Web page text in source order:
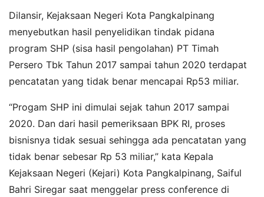
Dilansir, Kejaksaan Negeri Kota Pangkalpinang
menyebutkan hasil penyelidikan tindak pidana
program SHP (sisa hasil pengolahan) PT Timah
Persero Tbk Tahun 2017 sampai tahun 2020 terdapat
pencatatan yang tidak benar mencapai Rp53 miliar.
“Progam SHP ini dimulai sejak tahun 2017 sampai
2020. Dan dari hasil pemeriksaan BPK RI, proses
bisnisnya tidak sesuai sehingga ada pencatatan yang
tidak benar sebesar Rp 53 miliar,” kata Kepala
Kejaksaan Negeri (Kejari) Kota Pangkalpinang, Saiful
Bahri Siregar saat menggelar press conference di